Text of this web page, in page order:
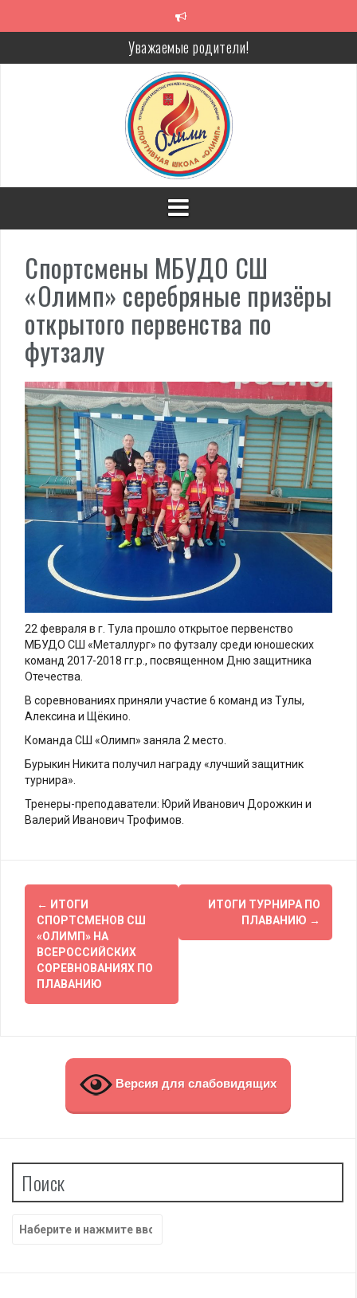
Уважаемые родители!
Алкоголь — путь в никуда
Решение спора без суда
Проголосуй за объекты благоустройства!
Спортсмены МБУДО СШ
«Олимп» серебряные призёры
открытого первенства по
футзалу
22 февраля в г. Тула прошло открытое первенство
МБУДО СШ «Металлург» по футзалу среди юношеских
команд 2017-2018 гг.р., посвященном Дню защитника
Отечества.
В соревнованиях приняли участие 6 команд из Тулы,
Алексина и Щёкино.
Команда СШ «Олимп» заняла 2 место.
Бурыкин Никита получил награду «лучший защитник
турнира».
Тренеры-преподаватели: Юрий Иванович Дорожкин и
Валерий Иванович Трофимов.
Навигация
по
записям
← ИТОГИ
СПОРТСМЕНОВ СШ
«ОЛИМП» НА
ВСЕРОССИЙСКИХ
СОРЕВНОВАНИЯХ ПО
ПЛАВАНИЮ
ИТОГИ ТУРНИРА ПО
ПЛАВАНИЮ →
Версия для слабовидящих
Поиск
Найти: